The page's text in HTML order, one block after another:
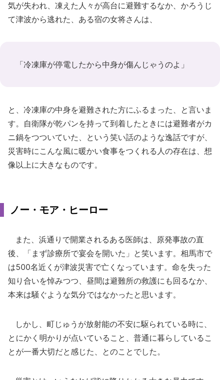
気が失われ、凍えた人々が高台に避難するなか、かろうじ
て津波から逃れた、ある宿の女将さんは、
「冷凍庫が停電したから中身が傷んじゃうのよ」
と、冷凍庫の中身を避難された方にふるまった、と言いま
す。自衛隊が乾パンを持って到着したときには避難者がカ
ニ鍋をつついていた、という笑い話のような逸話ですが、
災害時にこんな風に暖かい食事をつくれる人の存在は、想
像以上に大きなものです。
ノー・モア・ヒーロー
また、浜通りで開業されるある医師は、原発事故の直
後、「まず診療所で宴会を開いた」と笑います。相馬市で
は500名近くが津波災害で亡くなっています。命を失った
知り合いを悼みつつ、昼間は避難所の救護にも回るなか、
本来は騒ぐような気分ではなかったと思います。
しかし、町じゅうが放射能の不安に駆られている時に、
とにかく明かりが点いていること、普通に暮らしているこ
とが一番大切だと感じた、とのことでした。